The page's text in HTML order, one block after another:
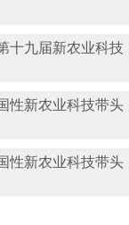
十九届新农业科技
性新农业科技带头
性新农业科技带头